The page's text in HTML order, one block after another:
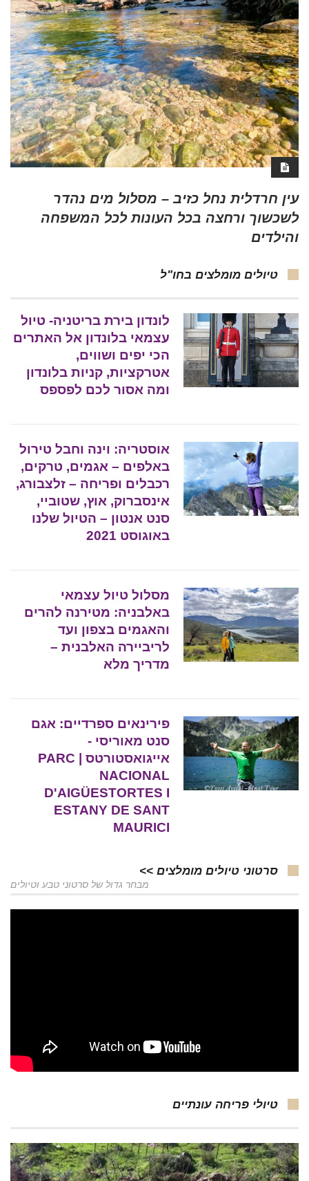
עין חרדלית נחל כזיב – מסלול מים נהדר
לשכשוך ורחצה בכל העונות לכל המשפחה
והילדים
טיולים מומלצים בחו"ל
לונדון בירת בריטניה- טיול
עצמאי בלונדון אל האתרים
הכי יפים ושווים,
אטרקציות, קניות בלונדון
ומה אסור לכם לפספס
אוסטריה: וינה וחבל טירול
באלפים – אגמים, טרקים,
רכבלים ופריחה – זלצבורג,
אינסברוק, אוץ, שטוביי,
סנט אנטון – הטיול שלנו
באוגוסט 2021
מסלול טיול עצמאי
באלבניה: מטירנה להרים
והאגמים בצפון ועד
לריביירה האלבנית –
מדריך מלא
פירינאים ספרדיים: אגם
סנט מאוריסי -
אייגואסטורטס | PARC
NACIONAL
D'AIGÜESTORTES I
ESTANY DE SANT
MAURICI
סרטוני טיולים מומלצים >>
מבחר גדול של סרטוני טבע וטיולים
טיולי פריחה עונתיים